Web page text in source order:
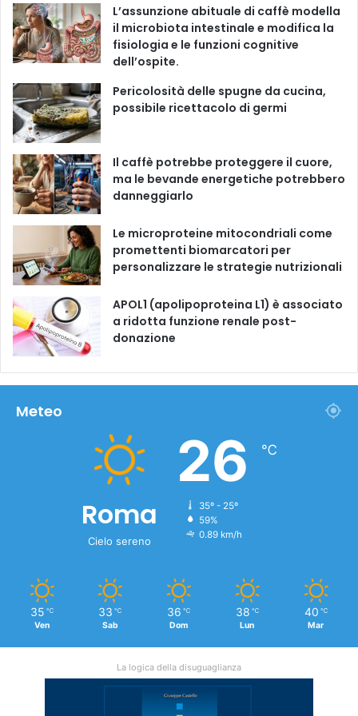
e
b
o
o
k
u
b
e
a
g
r
a
o
k
L’assunzione abituale di caffè modella
il microbiota intestinale e modifica la
fisiologia e le funzioni cognitive
dell’ospite.
Pericolosità delle spugne da cucina,
possibile ricettacolo di germi
Il caffè potrebbe proteggere il cuore,
ma le bevande energetiche potrebbero
danneggiarlo
Le microproteine ​​mitocondriali come
promettenti biomarcatori per
personalizzare le strategie nutrizionali
APOL1 (apolipoproteina L1) è associato
a ridotta funzione renale post-
donazione
Meteo
Roma
Cielo sereno
26 ℃
35º - 25º
59%
0.89 km/h
35 ℃
Ven
33 ℃
Sab
36 ℃
Dom
38 ℃
Lun
40 ℃
Mar
La logica della disuguaglianza